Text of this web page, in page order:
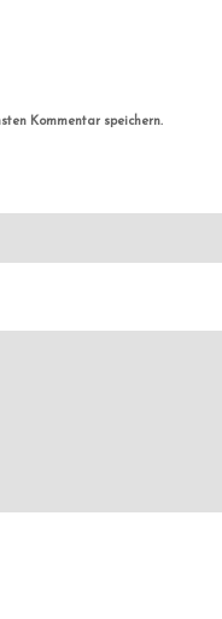
Kommentar speichern.